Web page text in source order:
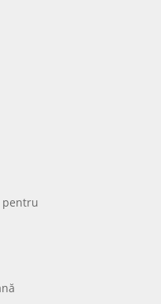
pentru